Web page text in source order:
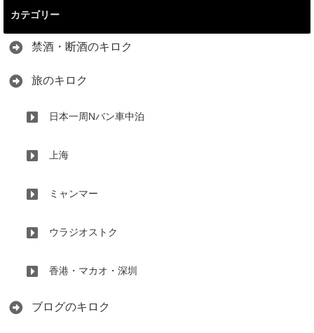
カテゴリー
禁酒・断酒のキロク
旅のキロク
日本一周Nバン車中泊
上海
ミャンマー
ウラジオストク
香港・マカオ・深圳
ブログのキロク